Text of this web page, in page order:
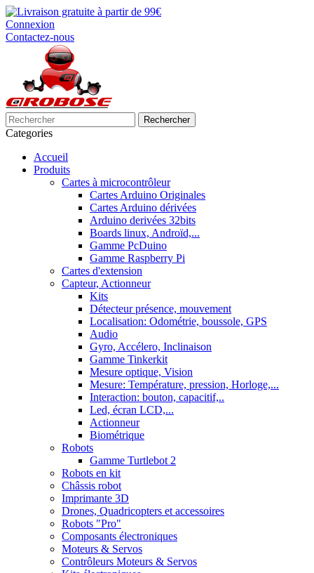
Connexion
Contactez-nous
Rechercher
Categories
Accueil
Produits
Cartes à microcontrôleur
Cartes Arduino Originales
Cartes Arduino dérivées
Arduino derivées 32bits
Boards linux, Androïd,...
Gamme PcDuino
Gamme Raspberry Pi
Cartes d'extension
Capteur, Actionneur
Kits
Détecteur présence, mouvement
Localisation: Odométrie, boussole, GPS
Audio
Gyro, Accélero, Inclinaison
Gamme Tinkerkit
Mesure optique, Vision
Mesure: Température, pression, Horloge,...
Interaction: bouton, capacitif,..
Led, écran LCD,...
Actionneur
Biométrique
Robots
Gamme Turtlebot 2
Robots en kit
Châssis robot
Imprimante 3D
Drones, Quadricopters et accessoires
Robots "Pro"
Composants électroniques
Moteurs & Servos
Contrôleurs Moteurs & Servos